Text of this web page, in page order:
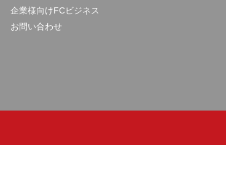
企業様向けFCビジネス
お問い合わせ